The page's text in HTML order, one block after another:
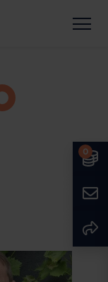
0
Spenden
Sprache
English